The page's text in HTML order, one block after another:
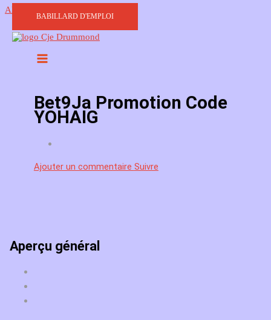
Aller au contenu
BABILLARD D'EMPLOI
Bet9Ja Promotion Code
YOHAIG
Ajouter un commentaire Suivre
Aperçu général